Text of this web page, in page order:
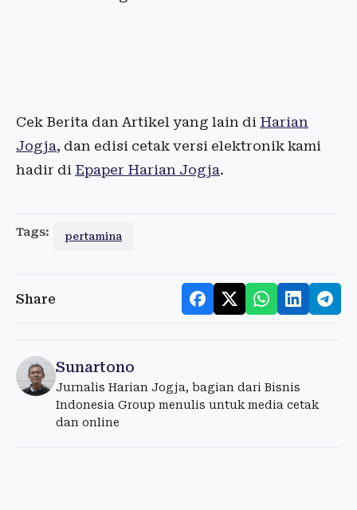
Cek Berita dan Artikel yang lain di Harian
Jogja, dan edisi cetak versi elektronik kami
hadir di Epaper Harian Jogja.
Tags: pertamina
Share
Sunartono
Jurnalis Harian Jogja, bagian dari Bisnis
Indonesia Group menulis untuk media cetak
dan online